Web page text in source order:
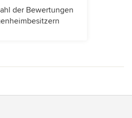
der Bewertungen